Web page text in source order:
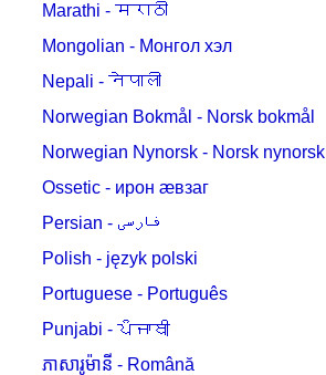
Marathi - मराठी
Mongolian - Монгол хэл
Nepali - नेपाली
Norwegian Bokmål - Norsk bokmål
Norwegian Nynorsk - Norsk nynorsk
Ossetic - ирон æвзаг
Persian - فارسی
Polish - język polski
Portuguese - Português
Punjabi - ਪੰਜਾਬੀ
ភាសារូម៉ានី - Română